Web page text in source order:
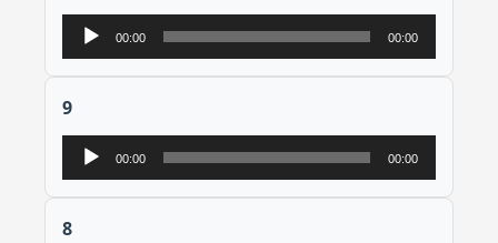
Lecteur
audio
00:00 00:00
9
Lecteur
audio
00:00 00:00
8